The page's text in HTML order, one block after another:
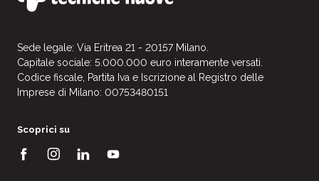
Sede legale: Via Eritrea 21 - 20157 Milano.
Capitale sociale: 5.000.000 euro interamente versati.
Codice fiscale, Partita Iva e Iscrizione al Registro delle
Imprese di Milano: 00753480151
Scoprici su